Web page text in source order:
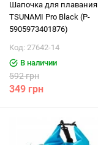
Шапочка для плавания
TSUNAMI Pro Black (P-
5905973401876)
Код: 27642-14
В наличии
592 грн
349 грн